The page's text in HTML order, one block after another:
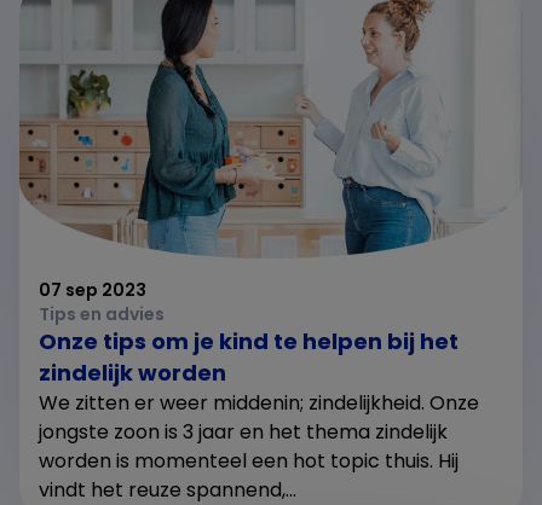
07 sep 2023
Tips en advies
Onze tips om je kind te helpen bij het
zindelijk worden
We zitten er weer middenin; zindelijkheid. Onze
jongste zoon is 3 jaar en het thema zindelijk
worden is momenteel een hot topic thuis. Hij
vindt het reuze spannend,...